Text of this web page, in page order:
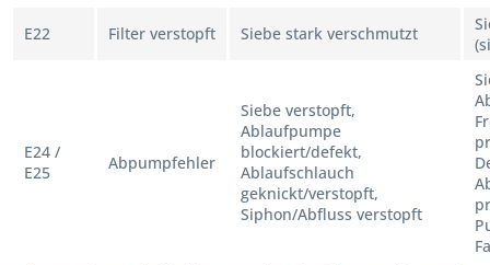
E22 Filter verstopft Siebe stark verschmutzt
E24 /
E25
Abpumpfehler
Siebe verstopft,
Ablaufpumpe
blockiert/defekt,
Ablaufschlauch
geknickt/verstopft,
Siphon/Abfluss verstopft